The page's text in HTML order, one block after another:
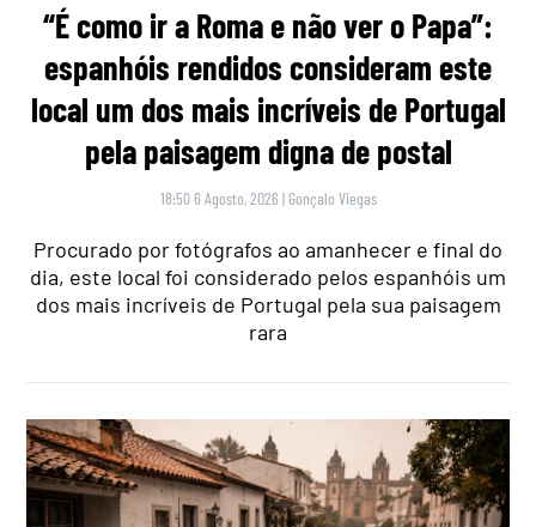
“É como ir a Roma e não ver o Papa”:
espanhóis rendidos consideram este
local um dos mais incríveis de Portugal
pela paisagem digna de postal
18:50 6 Agosto, 2026 | Gonçalo Viegas
Procurado por fotógrafos ao amanhecer e final do
dia, este local foi considerado pelos espanhóis um
dos mais incríveis de Portugal pela sua paisagem
rara